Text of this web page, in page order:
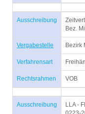
Ausschreibung
Bez.
Vergabestelle Bezirk
Verfahrensart
Rechtsrahmen VOB
Ausschreibung
LLA -